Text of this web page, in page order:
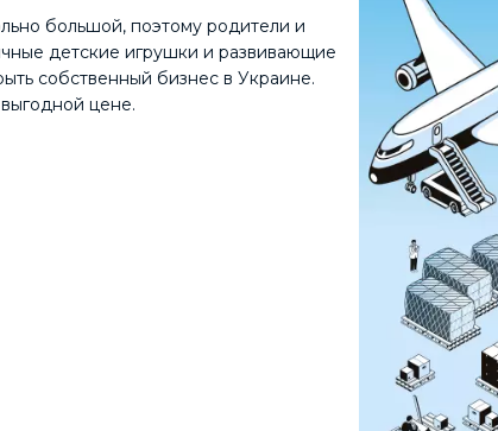
большой, поэтому родители и
детские игрушки и развивающие
собственный бизнес в Украине.
цене.